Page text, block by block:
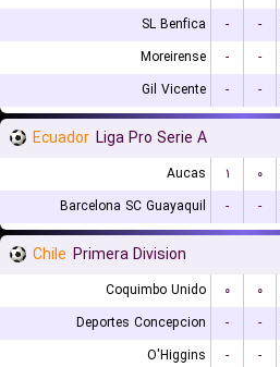
SL Benfica
- -
Moreirense
- -
Gil Vicente
- -
Ecuador Liga Pro Serie A
Aucas ۱ ۰
Barcelona SC Guayaquil
- -
Chile Primera Division
Coquimbo Unido ۰ ۰
Deportes Concepcion
- -
O'Higgins
- -